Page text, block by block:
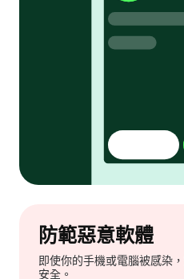
防範惡意軟體
即使你的手機或電腦被感染
安全。